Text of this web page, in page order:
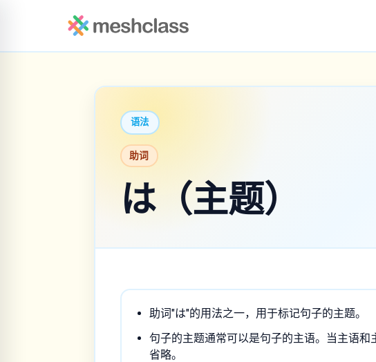
语法
助词
は（主题）
助词"は"的用法之一，用于标记句子的主题。
句子的主题通常可以是句子的主语。当主语
省略。